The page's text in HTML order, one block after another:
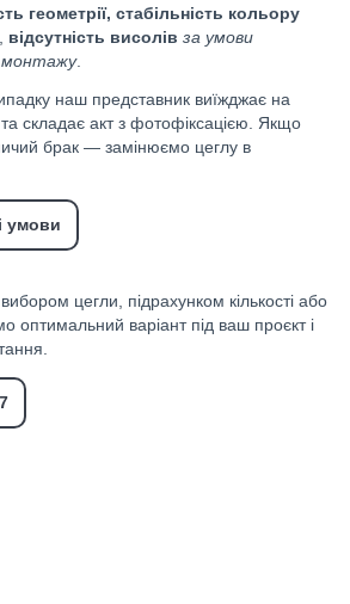
геометрії, стабільність кольору
відсутність висолів за умови
монтажу.
наш представник виїжджає на
та складає акт з фотофіксацією. Якщо
брак — замінюємо цеглу в
умови
цегли, підрахунком кількості або
оптимальний варіант під ваш проєкт і